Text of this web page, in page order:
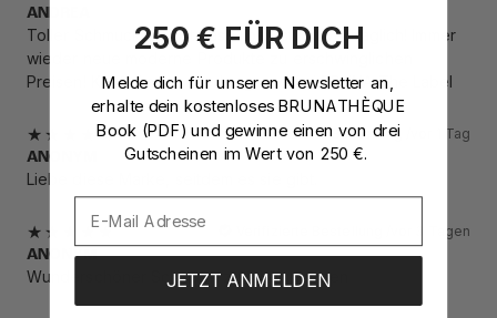
ANDREA
Toller Schmuck, selbst das Silber ist gut verträglich! Immer
wieder neue moderne Produkte zu erschwinglichen
Preisen! Kaufe immer wieder gerne bei BRUNA The Label
Verifizierte Bestellung /
vor 1 Tag
ANONYM
Liebe diese Marke, seitdem es sie gibt.
vor 3 Tagen
ANONYM
Wunderschöner Schmuck zu fairen Preisen
250 € FÜR DICH
Melde dich für unseren Newsletter an
erhalte dein kostenloses BRUNATHÈQUE
Book (PDF) und gewinne einen von drei
Gutscheinen im Wert von 250 €.
JETZT ANMELDEN